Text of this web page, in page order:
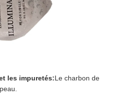
les impuretés:Le charbon de